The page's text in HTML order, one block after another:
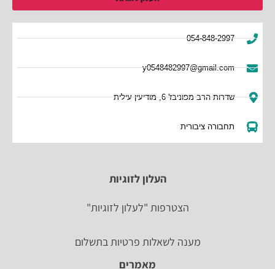
054-848-2997
y0548482997@gmail.com
שדרות הרב מפוניבז' 6, מודיעין עילית
תחבורה ציבורית
העלון לזוגיות
הצטרפות "לעלון לזוגיות"
מענה לשאלות פרטיות בתשלום
מאמרים